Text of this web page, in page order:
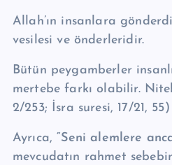
Allah’ın insanlara
vesilesi ve önderleridir.
Bütün peygamberler
mertebe farkı olabilir.
2/253; İsra suresi, 17/21,
Ayrıca,“Seni alemlere